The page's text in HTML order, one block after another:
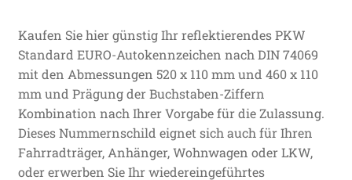
Kaufen Sie hier günstig Ihr reflektierendes PKW
Standard EURO-Autokennzeichen nach DIN 74069
mit den Abmessungen 520 x 110 mm und 460 x 110
mm und Prägung der Buchstaben-Ziffern
Kombination nach Ihrer Vorgabe für die Zulassung.
Dieses Nummernschild eignet sich auch für Ihren
Fahrradträger, Anhänger, Wohnwagen oder LKW,
oder erwerben Sie Ihr wiedereingeführtes